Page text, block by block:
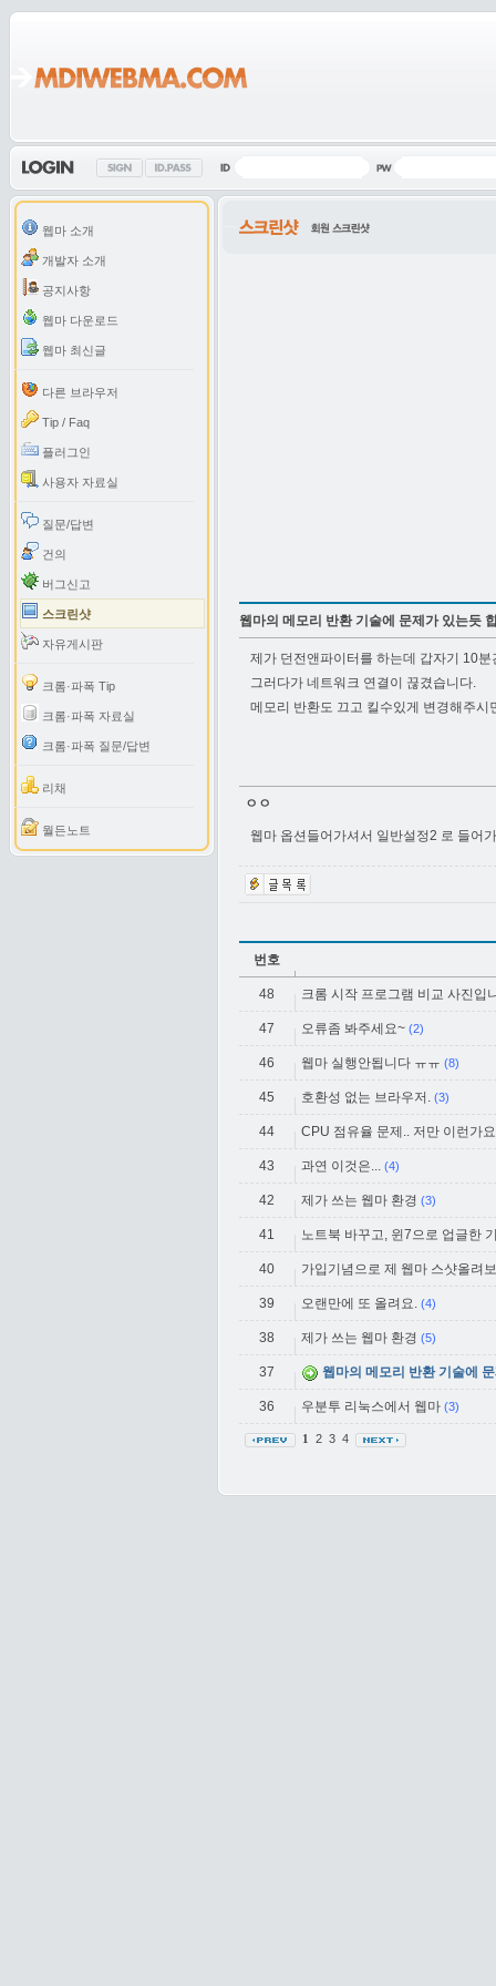
웹마 소개
개발자 소개
공지사항
웹마 다운로드
웹마 최신글
다른 브라우저
Tip / Faq
플러그인
사용자 자료실
질문/답변
건의
버그신고
스크린샷
자유게시판
크롬·파폭 Tip
크롬·파폭 자료실
크롬·파폭 질문/답변
리채
월든노트
웹마의 메모리 반환 기술에 문제가 있는듯
제가 던전앤파이터를 하는데 갑자기 10
그러다가 네트워크 연결이 끊겼습니다.
메모리 반환도 끄고 킬수있게 변경해주시
ㅇㅇ
웹마 옵션들어가셔서 일반설정2 로 들어
번호
48 크롬 시작 프로그램 비교 사진입
47 오류좀 봐주세요~ (2)
46 웹마 실행안됩니다 ㅠㅠ (8)
45 호환성 없는 브라우저. (3)
44 CPU 점유율 문제.. 저만 이런가
43 과연 이것은... (4)
42 제가 쓰는 웹마 환경 (3)
41 노트북 바꾸고, 윈7으로 업글한
40 가입기념으로 제 웹마 스샷올려
39 오랜만에 또 올려요. (4)
38 제가 쓰는 웹마 환경 (5)
37 웹마의 메모리 반환 기술에
36 우분투 리눅스에서 웹마 (3)
1 2 3 4